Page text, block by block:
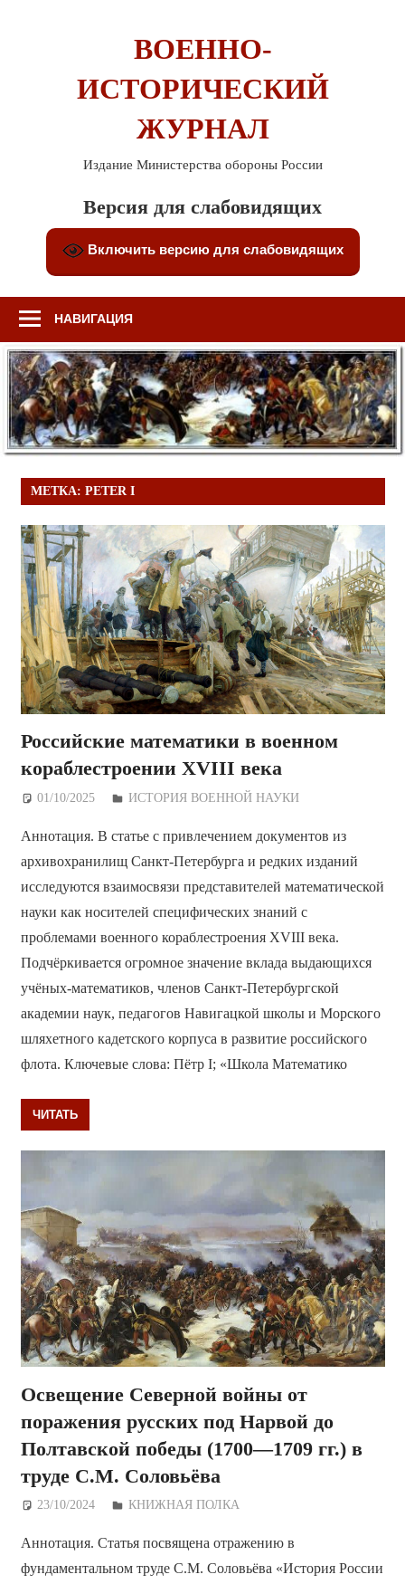
ВОЕННО-
ИСТОРИЧЕСКИЙ
ЖУРНАЛ
Издание Министерства обороны России
Версия для слабовидящих
Включить версию для слабовидящих
НАВИГАЦИЯ
МЕТКА: PETER I
Российские математики в военном
кораблестроении XVIII века
01/10/2025 Дежурный по Редакции
ИСТОРИЯ ВОЕННОЙ НАУКИ
Аннотация. В статье с привлечением документов из
архивохранилищ Санкт-Петербурга и редких изданий
исследуются взаимосвязи представителей математической
науки как носителей специфических знаний с
проблемами военного кораблестроения XVIII века.
Подчёркивается огромное значение вклада выдающихся
учёных-математиков, членов Санкт-Петербургской
академии наук, педагогов Навигацкой школы и Морского
шляхетного кадетского корпуса в развитие российского
флота. Ключевые слова: Пётр I; «Школа Математико
ЧИТАТЬ
Освещение Северной войны от
поражения русских под Нарвой до
Полтавской победы (1700—1709 гг.) в
труде С.М. Соловьёва
23/10/2024 Дежурный по Редакции
КНИЖНАЯ ПОЛКА
Аннотация. Статья посвящена отражению в
фундаментальном труде С.М. Соловьёва «История России